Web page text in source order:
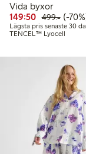
Vida byxor
149:50 Rabatterat
499:-70%
(-
Lägsta pris senaste 30
TENCEL™ Lyocell